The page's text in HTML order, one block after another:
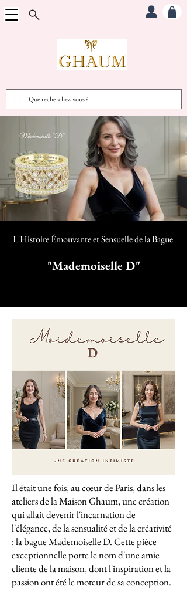
L'Histoire Émouvante et Sensuelle de la Bague
"Mademoiselle D"
Il était une fois, au cœur de Paris, dans les
ateliers de la Maison Ghaum, une création
qui allait devenir l'incarnation de
l'élégance, de la sensualité et de la créativité
: la bague Mademoiselle D. Cette pièce
exceptionnelle porte le nom d'une amie
cliente de la maison, dont l'inspiration et la
passion ont été le moteur de sa conception.